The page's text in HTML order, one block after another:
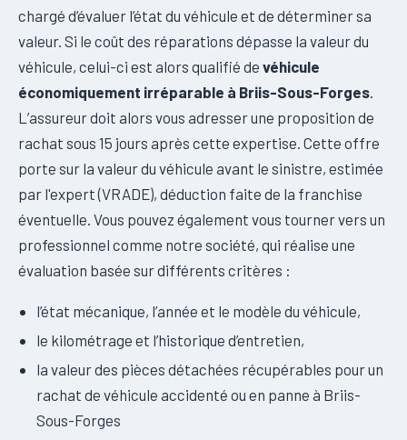
chargé d’évaluer l’état du véhicule et de déterminer sa
valeur. Si le coût des réparations dépasse la valeur du
véhicule, celui-ci est alors qualifié de véhicule
économiquement irréparable à Briis-Sous-Forges
L’assureur doit alors vous adresser une proposition de
rachat sous 15 jours après cette expertise. Cette offre
porte sur la valeur du véhicule avant le sinistre, estimée
par l'expert (VRADE), déduction faite de la franchise
éventuelle. Vous pouvez également vous tourner vers un
professionnel comme notre société, qui réalise une
évaluation basée sur différents critères :
l’état mécanique, l’année et le modèle du véhicule,
le kilométrage et l’historique d’entretien,
la valeur des pièces détachées récupérables pour un
rachat de véhicule accidenté ou en panne à Briis-
Sous-Forges